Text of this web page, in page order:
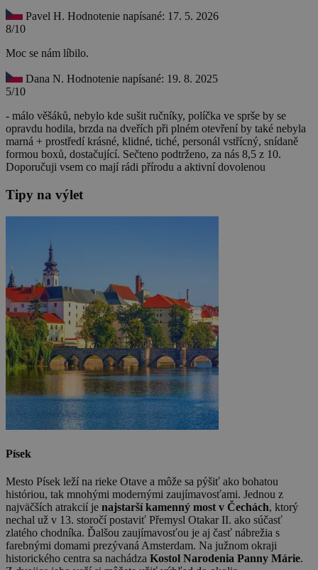
Pavel H. Hodnotenie napísané: 17. 5. 2026
8/10
Moc se nám líbilo.
Dana N. Hodnotenie napísané: 19. 8. 2025
5/10
- málo věšáků, nebylo kde sušit ručníky, políčka ve sprše by se
opravdu hodila, brzda na dveřích při plném otevření by také nebyla
marná + prostředí krásné, klidné, tiché, personál vstřícný, snídaně
formou boxů, dostačující. Sečteno podtrženo, za nás 8,5 z 10.
Doporučuji vsem co mají rádi přírodu a aktivní dovolenou
Tipy na výlet
Písek
Mesto Písek leží na rieke Otave a môže sa pýšiť ako bohatou
históriou, tak mnohými modernými zaujímavosťami. Jednou z
najväčších atrakcií je najstarší kamenný most v Čechách, ktorý
nechal už v 13. storočí postaviť Přemysl Otakar II. ako súčasť
zlatého chodníka. Ďalšou zaujímavosťou je aj časť nábrežia s
farebnými domami prezývaná Amsterdam. Na južnom okraji
historického centra sa nachádza Kostol Narodenia Panny Márie.